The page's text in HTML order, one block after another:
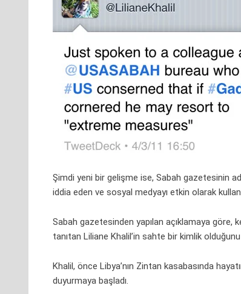
Şimdi yeni bir gelişme ise, Sabah gazetesinin
iddia eden ve sosyal medyayı etkin olarak
Sabah gazetesinden yapılan açıklamaya göre,
tanıtan Liliane Khalil’in sahte bir kimlik
Khalil, önce Libya’nın Zintan kasabasında
duyurmaya başladı.